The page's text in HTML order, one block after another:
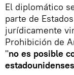
El diplomático
parte de
jurídicamente
Prohibición de
"no es posible
estadounidenses